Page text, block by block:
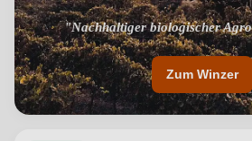
"Nachhaltiger biologischer
"Weine von einzigartigem
Zum Winzer